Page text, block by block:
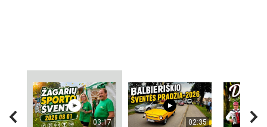
03:17 02:35